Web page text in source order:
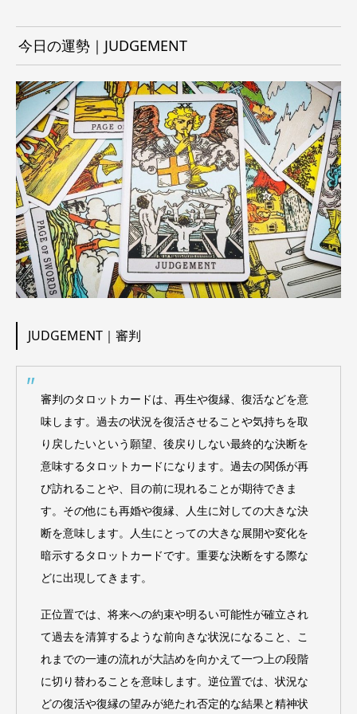
今日の運勢｜JUDGEMENT
JUDGEMENT｜審判
審判のタロットカードは、再生や復縁、復活などを意
味します。過去の状況を復活させることや気持ちを取
り戻したいという願望、後戻りしない最終的な決断を
意味するタロットカードになります。過去の関係が再
び訪れることや、目の前に現れることが期待できま
す。その他にも再婚や復縁、人生に対しての大きな決
断を意味します。人生にとっての大きな展開や変化を
暗示するタロットカードです。重要な決断をする際な
どに出現してきます。
正位置では、将来への約束や明るい可能性が確立され
て過去を清算するような前向きな状況になること、こ
れまでの一連の流れが大詰めを向かえて一つ上の段階
に切り替わることを意味します。逆位置では、状況な
どの復活や復縁の望みが絶たれ否定的な結果と精神状